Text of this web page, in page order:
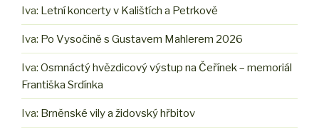
Iva: Letní koncerty v Kalištích a Petrkově
Iva: Po Vysočině s Gustavem Mahlerem 2026
Iva: Osmnáctý hvězdicový výstup na Čeřínek – memoriál
Františka Srdínka
Iva: Brněnské vily a židovský hřbitov